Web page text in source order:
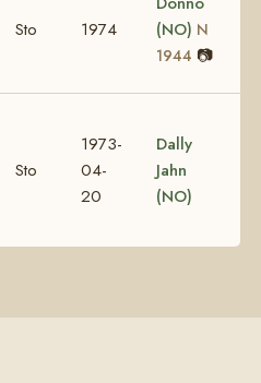
Sto 1974
(NO) N
1944 📷
Sto
1973-
04-
20
Dally
Jahn
(NO)